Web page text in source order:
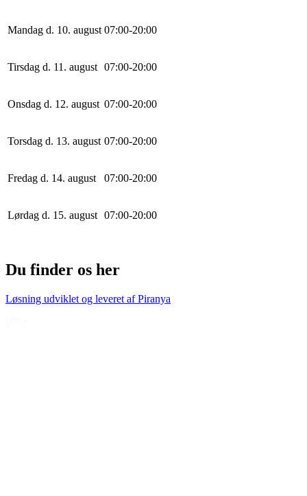
Mandag d. 10. august 07:00-20:00
Tirsdag d. 11. august 07:00-20:00
Onsdag d. 12. august 07:00-20:00
Torsdag d. 13. august 07:00-20:00
Fredag d. 14. august 07:00-20:00
Lørdag d. 15. august 07:00-20:00
Du finder os her
Løsning udviklet og leveret afPiranya